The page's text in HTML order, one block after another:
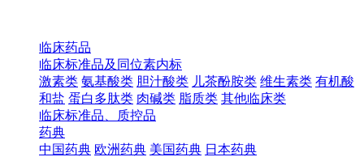
临床药品
临床标准品及同位素内标
激素类 氨基酸类 胆汁酸类 儿茶酚胺类 维生素类 有机酸
和盐 蛋白多肽类 肉碱类 脂质类 其他临床类
临床标准品、质控品
药典
中国药典 欧洲药典 美国药典 日本药典